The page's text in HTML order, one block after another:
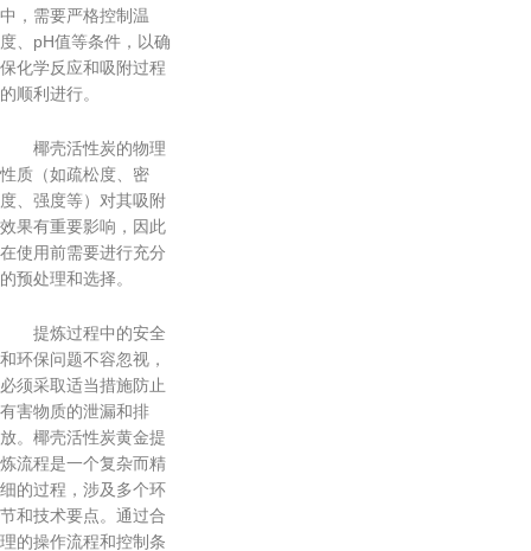
中，需要严格控制温
度、pH值等条件，以确
保化学反应和吸附过程
的顺利进行。
椰壳活性炭的物理
性质（如疏松度、密
度、强度等）对其吸附
效果有重要影响，因此
在使用前需要进行充分
的预处理和选择。
提炼过程中的安全
和环保问题不容忽视，
必须采取适当措施防止
有害物质的泄漏和排
放。椰壳活性炭黄金提
炼流程是一个复杂而精
细的过程，涉及多个环
节和技术要点。通过合
理的操作流程和控制条